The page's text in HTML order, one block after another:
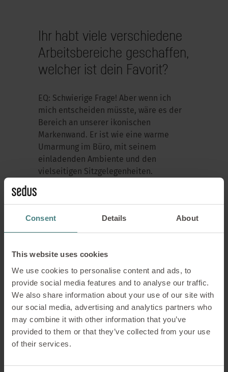
Consent Details About
This website uses cookies
We use cookies to personalise content and ads, to
provide social media features and to analyse our traffic.
We also share information about your use of our site with
our social media, advertising and analytics partners who
may combine it with other information that you’ve
provided to them or that they’ve collected from your use
of their services.
Ihr habt viele verschiedene
Arbeitsbereiche geschaffen,
welcher ist dein Favorit?
EQ: Schwierige Frage! Aber wenn ich
mich entscheiden müsste, wäre es der
Bereich an unserer ikonischen
Markenwand. Er ist wie eine warme
Umarmung im Büro, mit seinem
einladenden Ambiente und den
vielseitigen Sitzgelegenheiten.